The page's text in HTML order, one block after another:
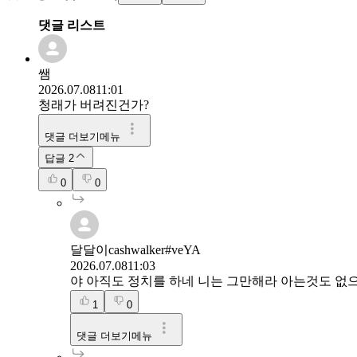
댓글 리스트
쌤
2026.07.0811:01
청래가 버려진건가?
댓글 더보기메뉴
답글 2
0 0
달달이cashwalker#veYA
2026.07.0811:03
야 아직도 정치를 하네 니는 그만해라 아는것도 없
1 0
댓글 더보기메뉴